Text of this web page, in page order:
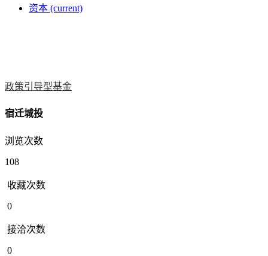
资本 (current)
政策引导型基金
宿迁城投
浏览次数
108
收藏次数
0
接洽次数
0